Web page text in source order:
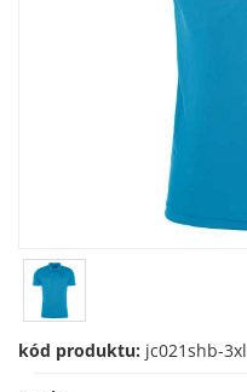
kód produktu: jc021shb-3xl